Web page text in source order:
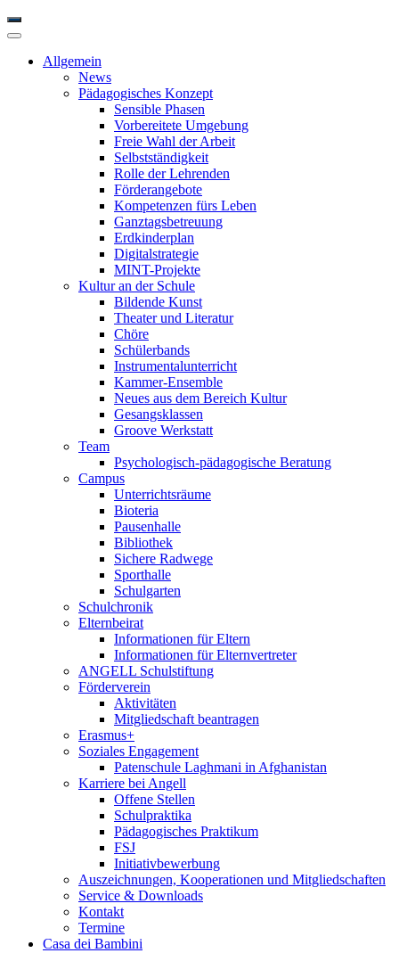
Allgemein
News
Pädagogisches Konzept
Sensible Phasen
Vorbereitete Umgebung
Freie Wahl der Arbeit
Selbstständigkeit
Rolle der Lehrenden
Förderangebote
Kompetenzen fürs Leben
Ganztagsbetreuung
Erdkinderplan
Digitalstrategie
MINT-Projekte
Kultur an der Schule
Bildende Kunst
Theater und Literatur
Chöre
Schülerbands
Instrumentalunterricht
Kammer-Ensemble
Neues aus dem Bereich Kultur
Gesangsklassen
Groove Werkstatt
Team
Psychologisch-pädagogische Beratung
Campus
Unterrichtsräume
Bioteria
Pausenhalle
Bibliothek
Sichere Radwege
Sporthalle
Schulgarten
Schulchronik
Elternbeirat
Informationen für Eltern
Informationen für Elternvertreter
ANGELL Schulstiftung
Förderverein
Aktivitäten
Mitgliedschaft beantragen
Erasmus+
Soziales Engagement
Patenschule Laghmani in Afghanistan
Karriere bei Angell
Offene Stellen
Schulpraktika
Pädagogisches Praktikum
FSJ
Initiativbewerbung
Auszeichnungen, Kooperationen und Mitgliedschaften
Service & Downloads
Kontakt
Termine
Casa dei Bambini